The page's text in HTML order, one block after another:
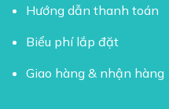
Hướng dẫn thanh toán
Biểu phí lắp đặt
Giao hàng & nhận hàng